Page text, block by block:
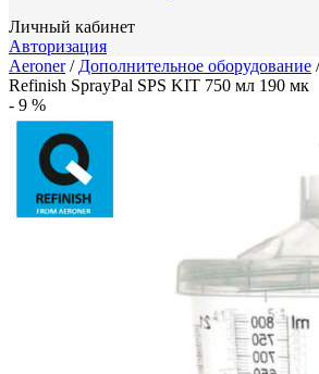
Личный кабинет
Авторизация
Aeroner/ Дополнительное оборудование
Refinish SprayPal SPS KIT 750 мл 190 мк
- 9 %